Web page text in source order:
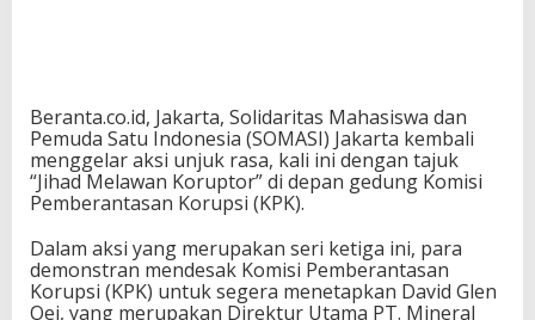
Beranta.co.id, Jakarta, Solidaritas Mahasiswa dan
Pemuda Satu Indonesia (SOMASI) Jakarta kembali
menggelar aksi unjuk rasa, kali ini dengan tajuk
“Jihad Melawan Koruptor” di depan gedung Komisi
Pemberantasan Korupsi (KPK).
Dalam aksi yang merupakan seri ketiga ini, para
demonstran mendesak Komisi Pemberantasan
Korupsi (KPK) untuk segera menetapkan David Glen
Oei, yang merupakan Direktur Utama PT. Mineral